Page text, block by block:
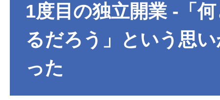
1度目の独立開業 -「
るだろう」という思
った